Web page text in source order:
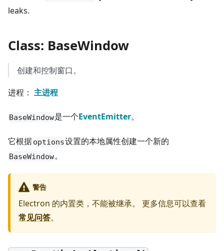
leaks.
Class: BaseWindow
创建和控制窗口。
进程： 主进程
BaseWindow是一个EventEmitter。
它根据options设置的本地属性创建一个新的
BaseWindow。
警告
Electron 的内置类，不能被继承。 更多信息可以查看
常见问答。